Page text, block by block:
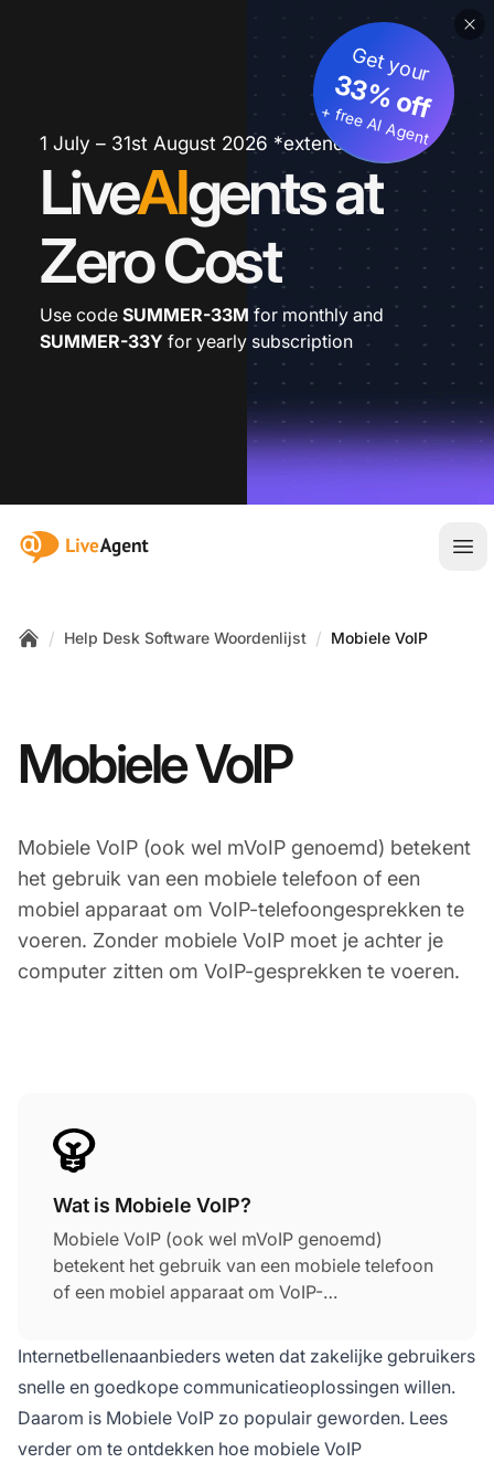
1 July – 31st August 2026 *extended
LiveAIgents at
Zero Cost
Get your
33% off
+ free AI Agent
Use code SUMMER-33M for monthly and
SUMMER-33Y for yearly subscription
:site.title
/ Help Desk Software Woordenlijst / Mobiele VoIP
Mobiele VoIP
Mobiele VoIP (ook wel mVoIP genoemd) betekent
het gebruik van een mobiele telefoon of een
mobiel apparaat om VoIP-telefoongesprekken te
voeren. Zonder mobiele VoIP moet je achter je
computer zitten om VoIP-gesprekken te voeren.
Wat is Mobiele VoIP?
Mobiele VoIP (ook wel mVoIP genoemd)
betekent het gebruik van een mobiele telefoon
of een mobiel apparaat om VoIP-
VoIP moet je achter je computer zitten om
VoIP-gesprekken te voeren. Beginnen met
mobiele VoIP is eenvoudig op de meeste
populaire mobiele apparaten. Download een
VoIP-app, stel je gegevens in en controleer of
Internetbellenaanbieders weten dat zakelijke gebruikers
snelle en goedkope communicatieoplossingen willen.
Daarom is Mobiele VoIP zo populair geworden. Lees
verder om te ontdekken hoe mobiele VoIP